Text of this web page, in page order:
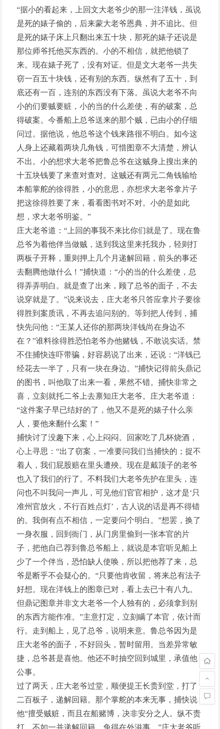
“据小的看起来，上回文大老爷少的那一注洋钱，虽说
是死的婊子偷的，后来蒙大老爷恩典，并不追比。但
是死的婊子床上只翻出来五十块，那死的婊子还说是
那位师爷托他买东西的。小的不相信，就把他锁了
来。现在婊子死了，没有对证。但是文大老爷一共失
窃一百五十块钱，还有别的东西。纵然有了五十，到
底还有一百，连别的东西没有下落。虽说大老爷不向
小的们要贼要赃，小的当的什么差使，有的破案，总
得破案。今番船上总爷送来的那个贼，已由小的仔细
问过。据他说，他总爷这个钱来路很不明白。如今这
人身上还藏着两块几角钱，可惜图章不大清楚，辨认
不出。小的想求大老爷把鲁总爷在这贼身上搜出来的
十五块钱要了来查对查对。这贼还有两元二角钱输给
本船掌舵的徐得胜，小的意思，亦想求大老爷拿片子
把这徐得胜要了来，看看图书对不对。小的是如此
想，求大老爷明鉴。”
庄大老爷道：“上回的事我不来比你们就是了。现在鲁
总爷为着他伴当做贼，送到我这里来托我办，轻则打
两板子开释，重则押上几个月递解回籍，前头的事还
去翻腾他做什么！”捕快道：“小的当的什么差使，总
得弄弄明白。就是查了出来，顾了总爷的面子，不去
说穿就是了。”说来说去，庄大老爷只答应拿片子要徐
得胜到案质讯，不再去追问别的。等到把人传到，捕
快先问他：“王某人还你的那两块洋钱尚在身边不
在？”谁料徐得胜恐怕老爷办他赌钱，不敢说实话。禁
不住捕快连吓带骗，好容易说了出来，还说：“洋钱已
经花去一半了，只有一块在身边。”捕快记得前头鼎记
的图书，叫他取了出来一看，果然不错。捕快非常之
喜，立刻就托二爷上去禀知庄大老爷。庄大老爷道：
“这件案子早已结好的了，他又不是死的婊子什么亲
人，要他来翻什么案！”
捕快讨了没趣下来，心上闷闷。回家吃了几杯烧酒，
心上寻思：“出了窃案，一准要问我们当捕快的；捉不
着人，我们屁股赔在里头遭殃。现在是戴顶子的老爷
也入了我们的行了。不料我们大老爷先护在里头，连
问也不叫我问一声儿，可见他们官官相护，这才是‘只
准州官放火，不行百姓点灯’，古人说的话是再不得错
的。我倒有点不相信，一定要问个明白。”想罢，换了
一身衣服，回到衙门，从门房里偷到一张本官的片
子，把他自己荐到鲁总爷船上，就说是本官听见船上
少了一个伴当，恐怕缺人使唤，所以把他荐了来，总
爷是断乎不会疑心的。“只要他肯收留，将来总有法子
好想。现在洋钱上的图章已对，看上去已十有八九。
但鼎记图章并非文大老爷一个人独有的，必须拿到别
的东西方能作准。”主意打定，立刻瞒了本官，依计而
行。走到船上，见了总爷，说明来意。鲁总爷因为是
庄大老爷的面子，不好回头，暂时留用。当差异常敏
捷，总爷甚是喜他。他还不时抽空回到城里，承值他
公事。
过了两天，庄大老爷过堂，顺便提王长贵到堂，打了
二百板子，递解回籍。那个掌舵的本来无事，捕快说
他“擅受贼赃，而且在船赌博，决非安分之人。纵不责
打，不如一并递解回籍，免得在外滋事。”庄大老爷听